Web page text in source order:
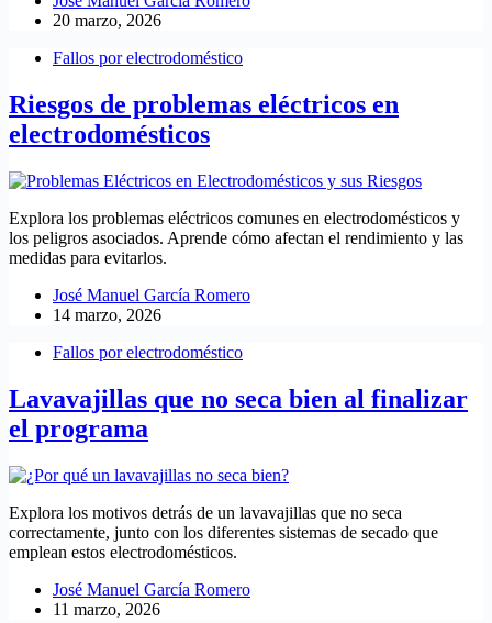
20 marzo, 2026
Fallos por electrodoméstico
Riesgos de problemas eléctricos en
electrodomésticos
Explora los problemas eléctricos comunes en electrodomésticos y
los peligros asociados. Aprende cómo afectan el rendimiento y las
medidas para evitarlos.
José Manuel García Romero
14 marzo, 2026
Fallos por electrodoméstico
Lavavajillas que no seca bien al finalizar
el programa
Explora los motivos detrás de un lavavajillas que no seca
correctamente, junto con los diferentes sistemas de secado que
emplean estos electrodomésticos.
José Manuel García Romero
11 marzo, 2026